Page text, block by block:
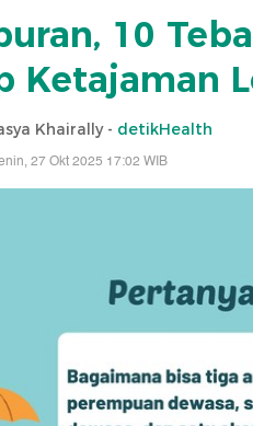
10
Ketajaman
Khairally - detikHealth
27 Okt 2025 17:02 WIB